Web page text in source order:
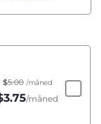
$5.00 /måned
3.75/måned